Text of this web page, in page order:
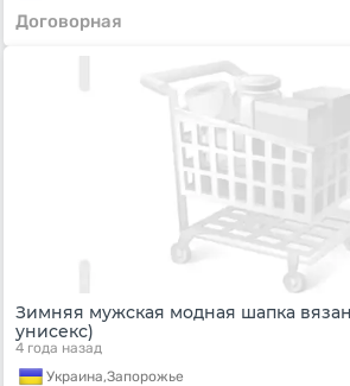
Договорная
Зимняя мужская модная шапка
унисекс)
4 года назад
Украина,Запорожье